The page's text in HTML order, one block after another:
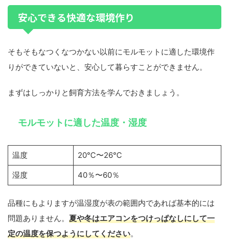
安心できる快適な環境作り
そもそもなつくなつかない以前にモルモットに適した環境作
りができていないと、安心して暮らすことができません。
まずはしっかりと飼育方法を学んでおきましょう。
モルモットに適した温度・湿度
温度 20℃〜26℃
湿度 40％〜60％
品種にもよりますが温湿度が表の範囲内であれば基本的には
問題ありません。 夏や冬はエアコンをつけっぱなしにして一
定の温度を保つようにしてください。